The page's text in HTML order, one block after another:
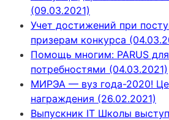
(09.03.2021)
Учет достижений при
призерам конкурса
Помощь многим: PARUS
потребностями (04.03.2021)
МИРЭА — вуз года-2020!
награждения (26.02.2021)
Выпускник IT Школы